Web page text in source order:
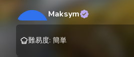
M
Maksym
難易度: 簡単